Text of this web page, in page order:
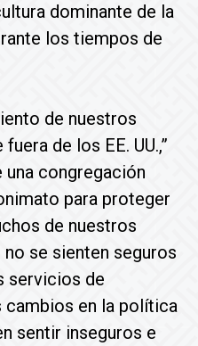
dominante de la
los tiempos de
de nuestros
de los EE. UU.,”
congregación
para proteger
de nuestros
se sienten seguros
servicios de
cambios en la política
sentir inseguros e